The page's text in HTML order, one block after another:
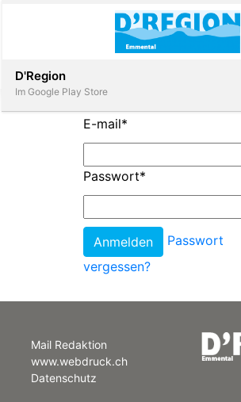
App
Abonnieren
E-mail*
Passwort*
Passwort
vergessen?
Mail Redaktion
www.webdruck.ch
Datenschutz
D'Region
Im Google Play Store